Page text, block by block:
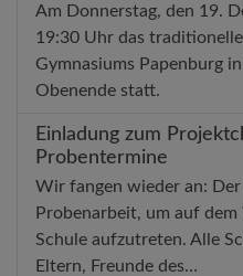
Am Donnerstag, den 19.
19:30 Uhr das
Gymnasiums Papenburg
Obenende statt.
Einladung zum
Probentermine
Wir fangen wieder an:
Probenarbeit, um auf
Schule aufzutreten. Alle
Eltern, Freunde des…